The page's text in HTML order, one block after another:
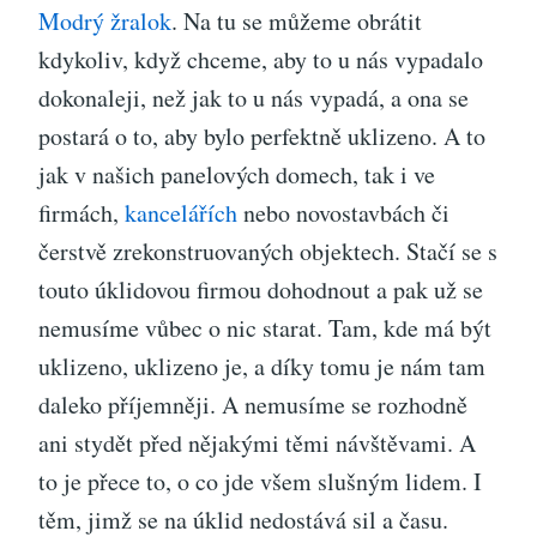
Modrý žralok. Na tu se můžeme obrátit
kdykoliv, když chceme, aby to u nás vypadalo
dokonaleji, než jak to u nás vypadá, a ona se
postará o to, aby bylo perfektně uklizeno. A to
jak v našich panelových domech, tak i ve
firmách, kanceláříchnebo novostavbách či
čerstvě zrekonstruovaných objektech. Stačí se s
touto úklidovou firmou dohodnout a pak už se
nemusíme vůbec o nic starat. Tam, kde má být
uklizeno, uklizeno je, a díky tomu je nám tam
daleko příjemněji. A nemusíme se rozhodně
ani stydět před nějakými těmi návštěvami. A
to je přece to, o co jde všem slušným lidem. I
těm, jimž se na úklid nedostává sil a času.